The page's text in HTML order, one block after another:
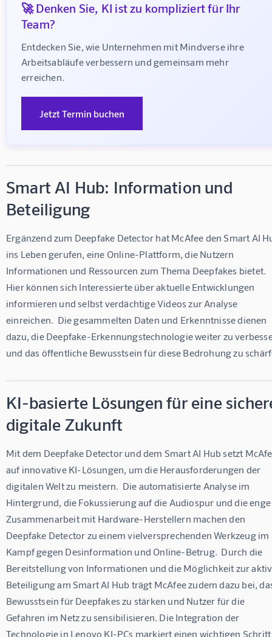
🚀 Denken Sie, KI ist zu kompliziert für Ihr
Team?
Entdecken Sie, wie Unternehmen mit Mindverse ihre
Arbeitsabläufe verbessern und gemeinsam mehr
erreichen.
Jetzt Termin buchen
Smart AI Hub: Information und
Beteiligung
Ergänzend zum Deepfake Detector hat McAfee den Smart AI
ins Leben gerufen, eine Online-Plattform, die Nutzern
Informationen und Ressourcen zum Thema Deepfakes bietet.
Hier können sich Interessierte über aktuelle Entwicklungen
informieren und selbst verdächtige Videos zur Analyse
einreichen.  Die gesammelten Daten und Erkenntnisse dienen
dazu, die Deepfake-Erkennungstechnologie weiter zu
und das öffentliche Bewusstsein für diese Bedrohung zu
KI-basierte Lösungen für eine
digitale Zukunft
Mit dem Deepfake Detector und dem Smart AI Hub setzt
auf innovative KI-Lösungen, um die Herausforderungen der
digitalen Welt zu meistern.  Die automatisierte Analyse im
Hintergrund, die Fokussierung auf die Audiospur und die
Zusammenarbeit mit Hardware-Herstellern machen den
Deepfake Detector zu einem vielversprechenden Werkzeug im
Kampf gegen Desinformation und Online-Betrug.  Durch die
Bereitstellung von Informationen und die Möglichkeit zur
Beteiligung am Smart AI Hub trägt McAfee zudem dazu bei,
Bewusstsein für Deepfakes zu stärken und Nutzer für die
Gefahren im Netz zu sensibilisieren. Die Integration der
Technologie in Lenovo KI-PCs markiert einen wichtigen